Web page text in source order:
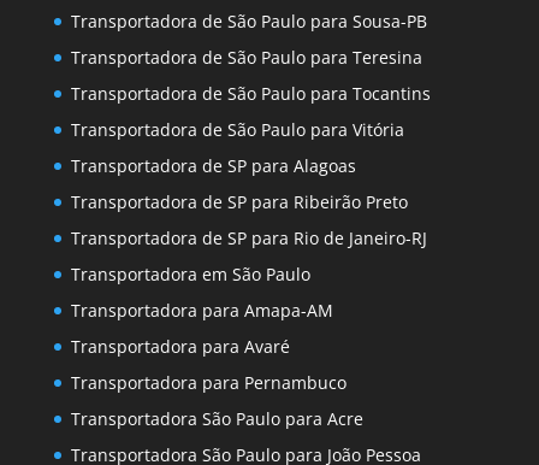
Transportadora de São Paulo para Sousa-PB
Transportadora de São Paulo para Teresina
Transportadora de São Paulo para Tocantins
Transportadora de São Paulo para Vitória
Transportadora de SP para Alagoas
Transportadora de SP para Ribeirão Preto
Transportadora de SP para Rio de Janeiro-RJ
Transportadora em São Paulo
Transportadora para Amapa-AM
Transportadora para Avaré
Transportadora para Pernambuco
Transportadora São Paulo para Acre
Transportadora São Paulo para João Pessoa